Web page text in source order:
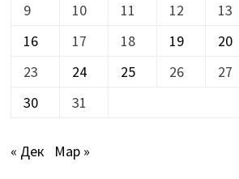
9
10 11 12 13
16
17 18 19 20
23
24 25 26 27
30
31
« Дек Мар »